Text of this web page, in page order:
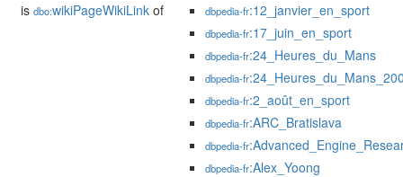
is dbo:wikiPageWikiLink of dbpedia-fr:12_janvier_en_sport
dbpedia-fr:17_juin_en_sport
dbpedia-fr:24_Heures_du_Mans
dbpedia-fr
dbpedia-fr:2_août_en_sport
dbpedia-fr:ARC_Bratislava
dbpedia-fr
dbpedia-fr:Alex_Yoong